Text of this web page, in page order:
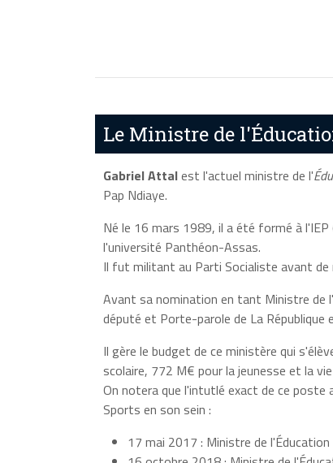
Le Ministre de
Gabriel Attalest l'actuel ministre de l'
Pap Ndiaye.
Né le 16 mars 1989, il a été formé à
l'université Panthéon-Assas.
Il fut militant au Parti Socialiste avant de
Avant sa nomination en tant Ministre de
député et Porte-parole de La République
Il gère le budget de ce ministère qui
scolaire, 772 M€ pour la jeunesse et la
On notera que l'intutlé exact de ce poste
Sports en son sein :
17 mai 2017 : Ministre de